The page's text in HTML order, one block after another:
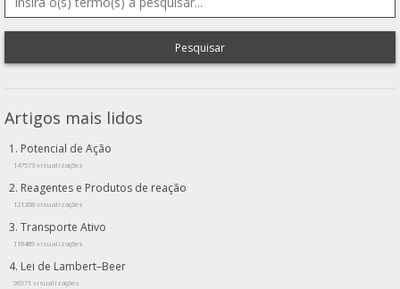
Pesquisar
Artigos mais lidos
Potencial de Ação
147573 visualizações
Reagentes e Produtos de reação
121208 visualizações
Transporte Ativo
118489 visualizações
Lei de Lambert–Beer
96971 visualizações